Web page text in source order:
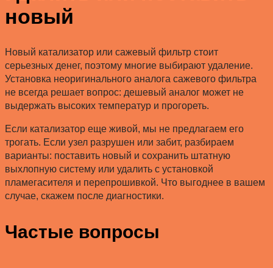
новый
Новый катализатор или сажевый фильтр стоит
серьезных денег, поэтому многие выбирают удаление.
Установка неоригинального аналога сажевого фильтра
не всегда решает вопрос: дешевый аналог может не
выдержать высоких температур и прогореть.
Если катализатор еще живой, мы не предлагаем его
трогать. Если узел разрушен или забит, разбираем
варианты: поставить новый и сохранить штатную
выхлопную систему или удалить с установкой
пламегасителя и перепрошивкой. Что выгоднее в вашем
случае, скажем после диагностики.
Частые вопросы